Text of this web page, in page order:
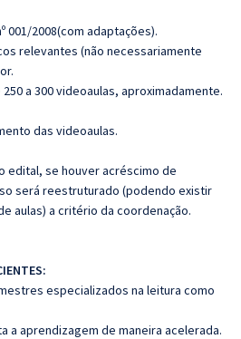
001/2008(com adaptações).
relevantes (não necessariamente
a 300 videoaulas, aproximadamente.
das videoaulas.
edital, se houver acréscimo de
será reestruturado (podendo existir
aulas) a critério da coordenação.
especializados na leitura como
a aprendizagem de maneira acelerada.